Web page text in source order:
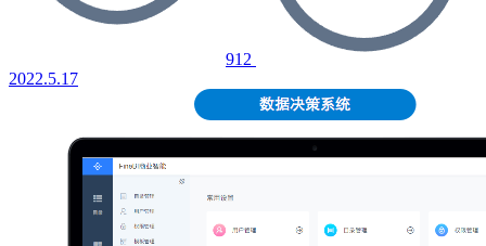
912
2022.5.17